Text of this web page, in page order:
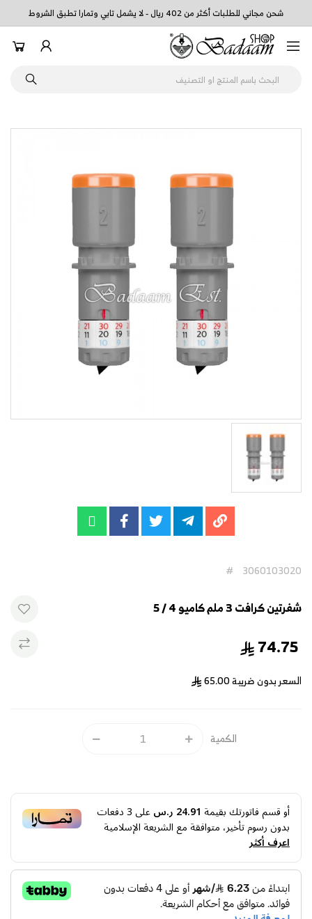
شحن مجاني للطلبات أكثر من 402 ريال - لا يشمل تابي وتمارا تطبق الشروط
3060103020
#
شفرتين كرافت 3 ملم كاميو 4 / 5
74.75
السعر بدون ضريبة65.00
الكمية
أو قسم فاتورتك بقيمة 24.91 ر.س على3دفعات
بدون رسوم تأخير، متوافقة مع الشريعة الإسلامية
اعرف أكثر